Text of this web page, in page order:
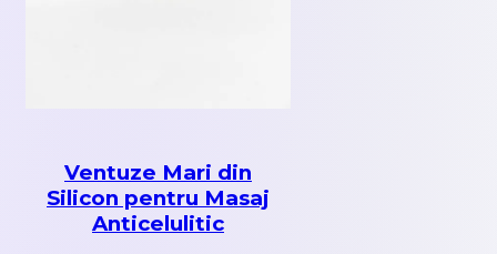
Ventuze Mari din
Silicon pentru Masaj
Anticelulitic